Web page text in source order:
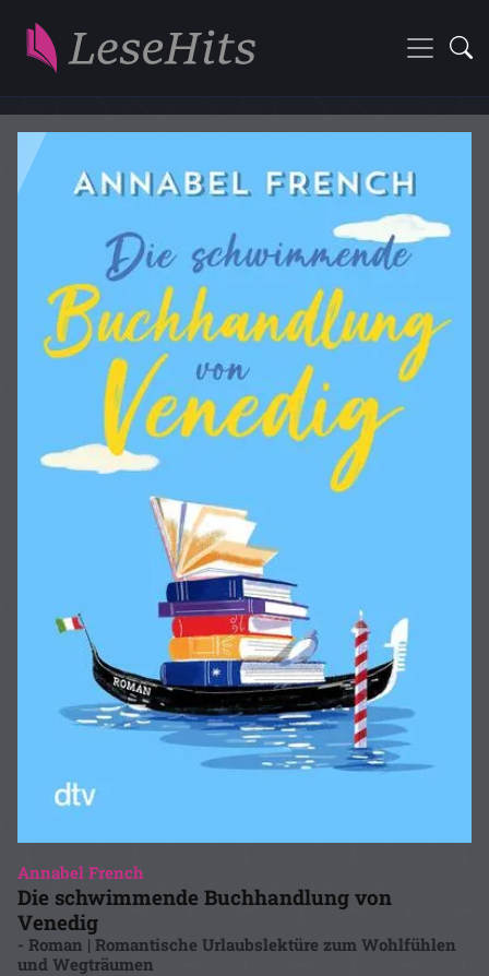
Annabel French
Die schwimmende Buchhandlung von
Venedig
- Roman | Romantische Urlaubslektüre zum Wohlfühlen
und Wegträumen